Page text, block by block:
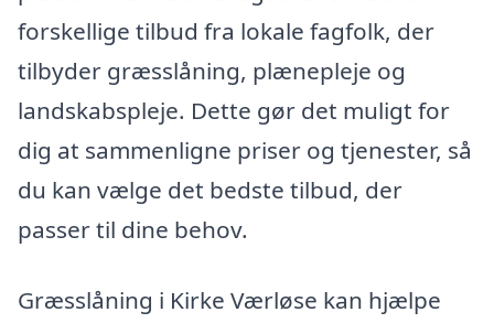
forskellige tilbud fra lokale fagfolk, der
tilbyder græsslåning, plænepleje og
landskabspleje. Dette gør det muligt for
dig at sammenligne priser og tjenester, så
du kan vælge det bedste tilbud, der
passer til dine behov.
Græsslåning i Kirke Værløse kan hjælpe